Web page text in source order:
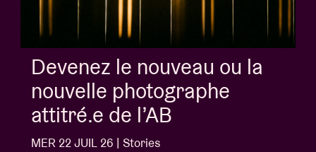
Devenez le nouveau ou la
nouvelle photographe
attitré.e de l’AB
MER 22 JUIL 26 | Stories